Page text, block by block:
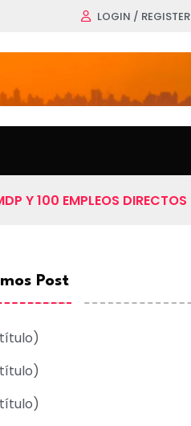
LOGIN / REGISTER
Y 100 EMPLEOS DIRECTOS
Post